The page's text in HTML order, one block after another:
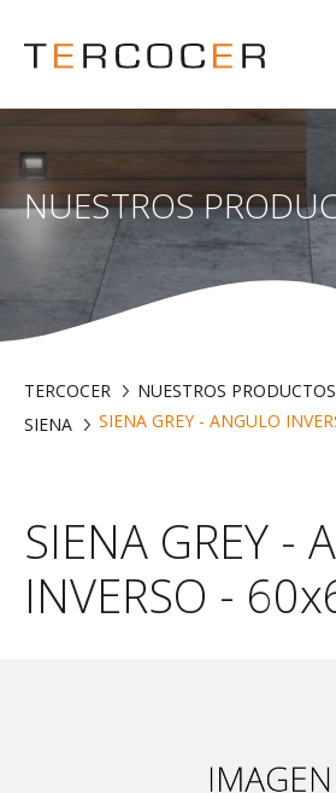
NUESTROS
TERCOCER NUESTROS PRODUCTOS
SIENA
SIENA GREY - ANGULO
SIENA GREY -
INVERSO -